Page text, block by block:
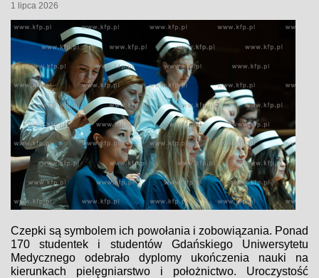
1 lipca 2026
Czepki są symbolem ich powołania i zobowiązania. Ponad
170 studentek i studentów Gdańskiego Uniwersytetu
Medycznego odebrało dyplomy ukończenia nauki na
kierunkach pielęgniarstwo i położnictwo. Uroczystość